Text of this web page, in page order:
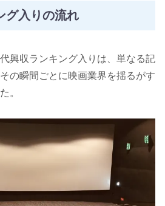
グ入りの流れ
興収ランキング入りは、単なる記
の瞬間ごとに映画業界を揺るがす
。